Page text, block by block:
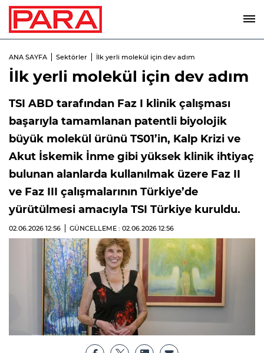
ANA SAYFA Sektörler İlk yerli molekül için dev adım
İlk yerli molekül için dev adım
TSI ABD tarafından Faz I klinik çalışması
başarıyla tamamlanan patentli biyolojik
büyük molekül ürünü TS01’in, Kalp Krizi ve
Akut İskemik İnme gibi yüksek klinik ihtiyaç
bulunan alanlarda kullanılmak üzere Faz II
ve Faz III çalışmalarının Türkiye’de
yürütülmesi amacıyla TSI Türkiye kuruldu.
02.06.2026 12:56 GÜNCELLEME : 02.06.2026 12:56